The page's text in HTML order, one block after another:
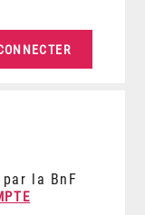
la BnF